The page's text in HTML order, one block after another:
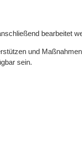
bearbeitet
und
sein.